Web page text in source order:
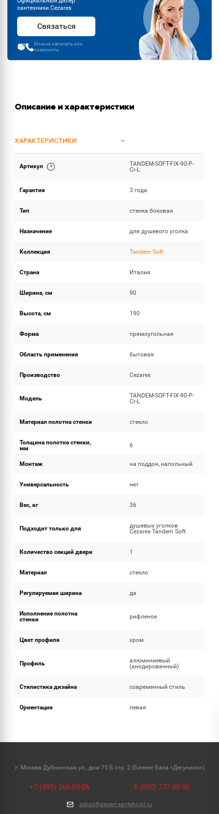
сантехники Cezares
Связаться
Можно написать или
позвонить
Описание и характеристики
ХАРАКТЕРИСТИКИ
ОБЪЕМ ПОСТАВКИ
Артикул
TANDEM-SOFT-FIX-90-P-
Cr-L
Гарантия 3 года
Тип стенка боковая
Назначение для душевого уголка
Коллекция Tandem Soft
Страна Италия
Ширина, см 90
Высота, см 190
Форма прямоугольная
Область применения бытовая
Производство Cezares
Модель
TANDEM-SOFT-FIX-90-P-
Cr-L
Материал полотна стенки стекло
Толщина полотна стенки,
мм
6
Монтаж на поддон, напольный
Универсальность нет
Вес, кг 36
Подходит только для
душевых уголков
Cezares Tandem Soft
Количество секций двери 1
Материал стекло
Регулируемая ширина да
Исполнение полотна
стенки
рифленое
Цвет профиля хром
Профиль
алюминиевый
(анодированный)
Стилистика дизайна современный стиль
Ориентация левая
г. Москва Дубнинская ул., дом 75 Б стр. 2 (Бизнес База «Дегунино»)
+7 (495) 268-04-06 8 (800) 777-08-96
zakaz@expert-santehniki.ru